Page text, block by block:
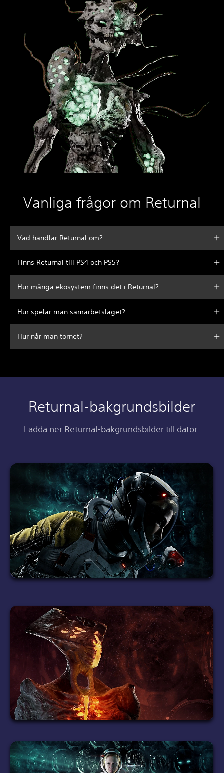
Vanliga frågor om Returnal
Vad handlar Returnal om?
Finns Returnal till PS4 och PS5?
Hur många ekosystem finns det i Returnal?
Hur spelar man samarbetsläget?
Hur når man tornet?
Returnal-bakgrundsbilder
Ladda ner Returnal-bakgrundsbilder till dator.